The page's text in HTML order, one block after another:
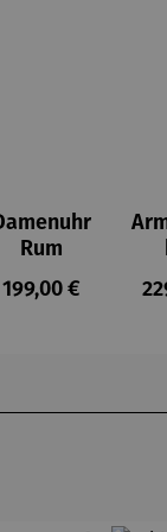
Rum
Regulärer Preis:
199,00 €
ist